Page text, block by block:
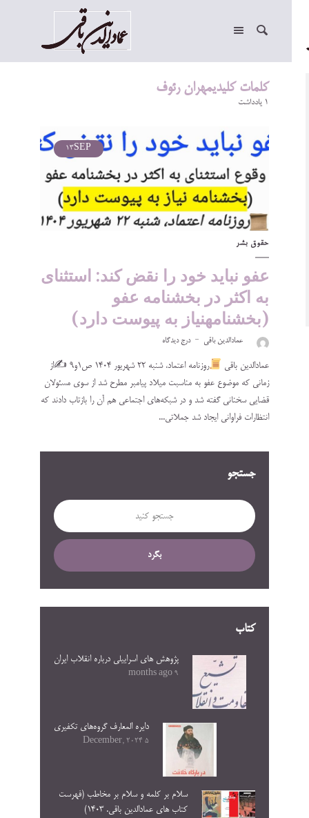
کلمات کلیدیمهران رئوف
1 یادداشت
SEP
13
حقوق بشر
عفو نباید خود را نقض ‌کند: استثنای
به اکثر در بخشنامه عفو
(بخشنامهنیاز به پیوست دارد)
عمادالدین باقی درج دیدگاه
عمادالدین باقی روزنامه اعتماد، ‌‌‌‌‌‌‌‌‌‌‌‌‌‌‌‌شنبه‌ ۲۲ شهریور ۱۴۰۴ ص۱و۹ ✍
از
زمانی که موضوع عفو به مناسبت میلاد پیامبر مطرح شد از سوی مسئولان
قضایی سخنانی گفته شد و در شبکه‌های اجتماعی هم آن را بازتاب دادند که
انتظارات فراوانی ایجاد شد جملاتی...
جستجو
بگرد
کتاب
پژوهش های اسراییلی درباره انقلاب ایران
9 months ago
دایره المعارف گروه‌های تکفیری
5 December, 2024
سلام بر کلمه و سلام بر مخاطب (فهرست
کتاب های عمادالدین باقی. ۱۴۰۳)